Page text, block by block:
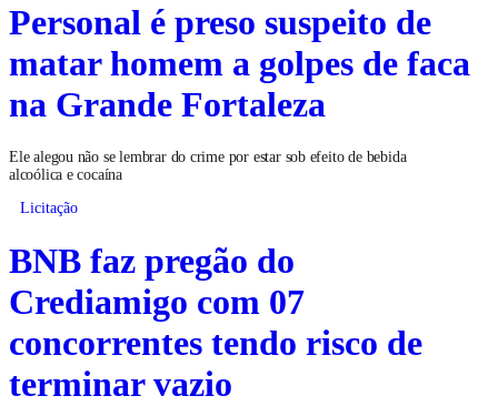
Personal é preso suspeito de
matar homem a golpes de faca
na Grande Fortaleza
Ele alegou não se lembrar do crime por estar sob efeito de bebida
alcoólica e cocaína
Licitação
BNB faz pregão do
Crediamigo com 07
concorrentes tendo risco de
terminar vazio